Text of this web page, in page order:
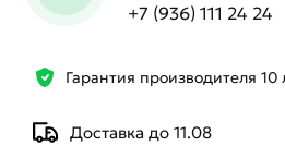
Гарантия производителя 10
Доставка до 11.08
+7 (936) 111 24 24